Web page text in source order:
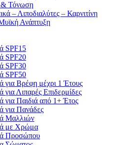
& Τόνωση
– Λιποδιαλύτες – Καρνιτίνη
Ανάπτυξη
SPF15
SPF20
SPF30
SPF50
για Βρέφη μέχρι 1 Έτους
για Λιπαρές Επιδερμίδες
για Παιδιά από 1+ Έτος
για Πανάδες
Μαλλιών
με Χρώμα
Προσώπου